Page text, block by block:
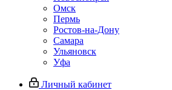
Омск
Пермь
Ростов-на-Дону
Самара
Ульяновск
Уфа
Личный кабинет